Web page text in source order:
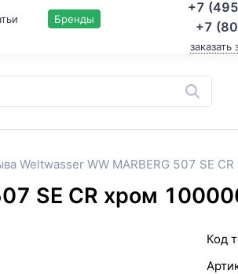
Бренды
+7
+7
заказать
Weltwasser WW MARBERG 507 SE
SE CR хром
Код